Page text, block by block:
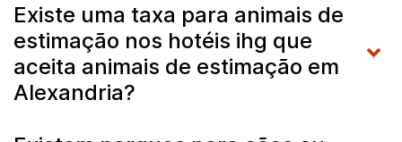
Existe uma taxa para animais de
estimação nos hotéis ihg que
aceita animais de estimação em
Alexandria?